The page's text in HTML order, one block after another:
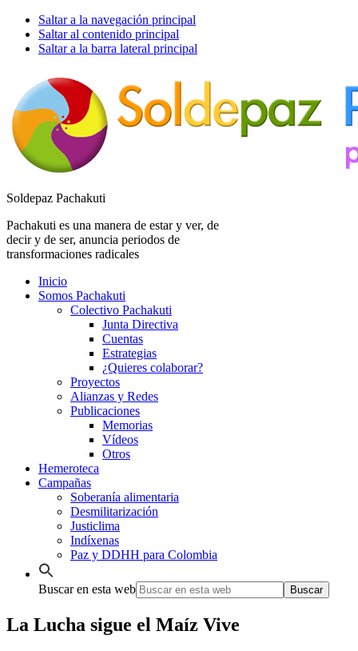
Saltar a la navegación principal
Saltar al contenido principal
Saltar a la barra lateral principal
Soldepaz Pachakuti
Pachakuti es una manera de estar y ver, de
decir y de ser, anuncia periodos de
transformaciones radicales
Inicio
Somos Pachakuti
Colectivo Pachakuti
Junta Directiva
Cuentas
Estrategias
¿Quieres colaborar?
Proyectos
Alianzas y Redes
Publicaciones
Memorias
Vídeos
Otros
Hemeroteca
Campañas
Soberanía alimentaria
Desmilitarización
Justiclima
Indíxenas
Paz y DDHH para Colombia
Buscar en esta web
La Lucha sigue el Maíz Vive